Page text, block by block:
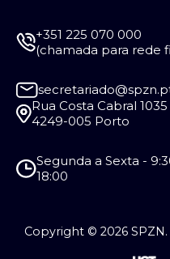
+351 225 070 000
(chamada para rede
Rua Costa Cabral 1035
4249-005 Porto
Segunda a Sexta -
18:00
Copyright © 2026